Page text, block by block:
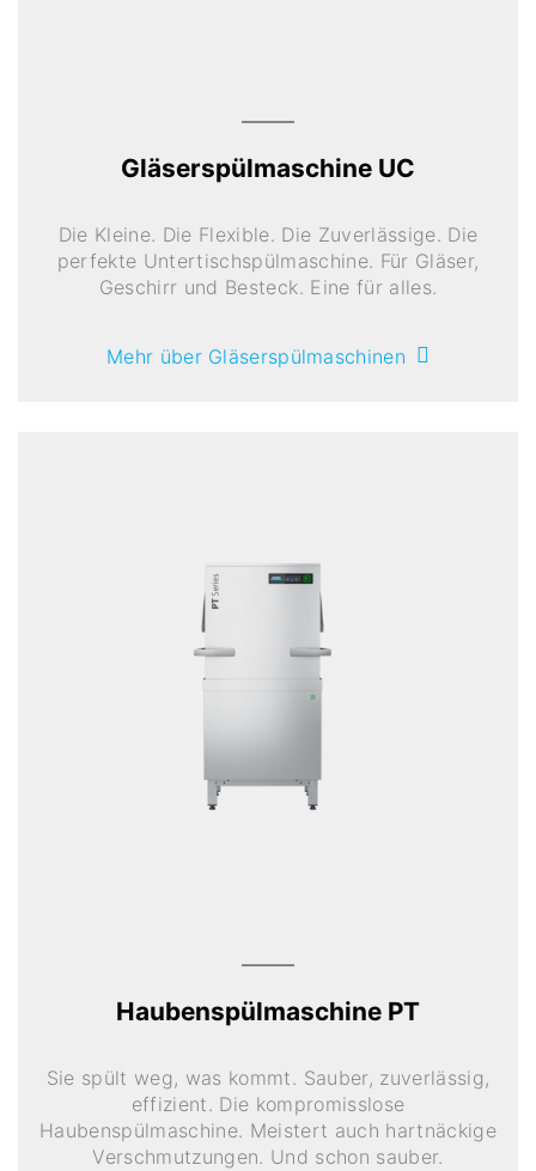
Gläserspülmaschine UC
Die Kleine. Die Flexible. Die Zuverlässige. Die
perfekte Untertischspülmaschine. Für Gläser,
Geschirr und Besteck. Eine für alles.
Mehr über Gläserspülmaschinen
Haubenspülmaschine PT
Sie spült weg, was kommt. Sauber, zuverlässig,
effizient. Die kompromisslose
Haubenspülmaschine. Meistert auch hartnäckige
Verschmutzungen. Und schon sauber.